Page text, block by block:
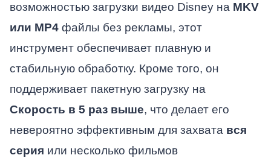
возможностью загрузки видео Disney на MKV
или MP4файлы без рекламы, этот
инструмент обеспечивает плавную и
стабильную обработку. Кроме того, он
поддерживает пакетную загрузку на
Скорость в 5 раз выше, что делает его
невероятно эффективным для захвата вся
серия или несколько фильмов